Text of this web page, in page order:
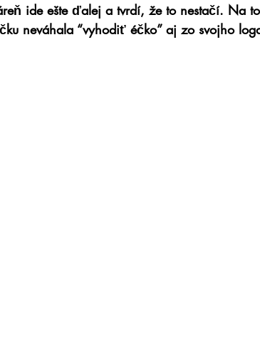
ide ešte ďalej a tvrdí, že to nestačí. Na
neváhala “vyhodiť éčko” aj zo svojho